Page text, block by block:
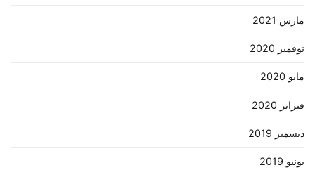
مارس 2021
نوفمبر 2020
مايو 2020
فبراير 2020
ديسمبر 2019
يونيو 2019